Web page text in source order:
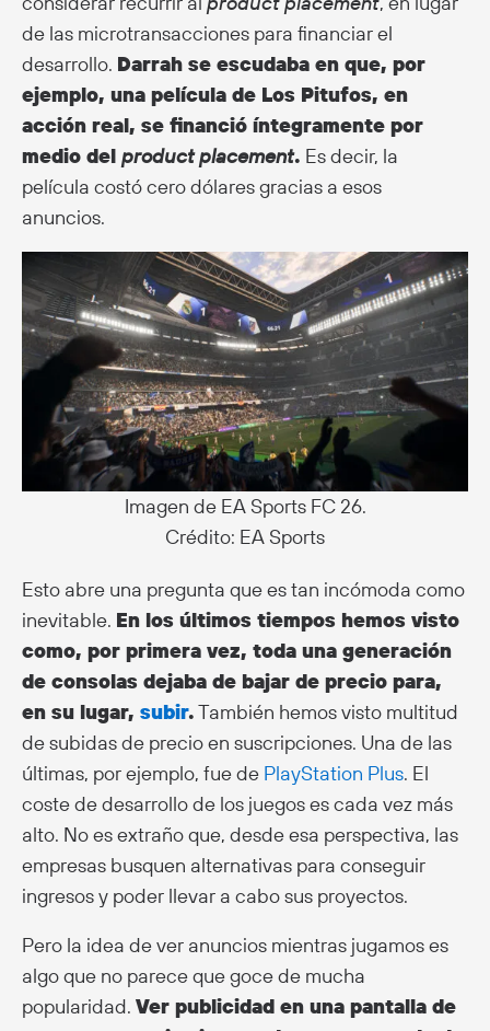
de las microtransacciones para financiar el
desarrollo. Darrah se escudaba en que, por
ejemplo, una película de Los Pitufos, en
acción real, se financió íntegramente por
medio del product placement. Es decir, la
película costó cero dólares gracias a esos
anuncios.
Imagen de EA Sports FC 26.
Crédito: EA Sports
Esto abre una pregunta que es tan incómoda como
inevitable. En los últimos tiempos hemos visto
como, por primera vez, toda una generación
de consolas dejaba de bajar de precio para,
en su lugar, subir.También hemos visto multitud
de subidas de precio en suscripciones. Una de las
últimas, por ejemplo, fue de PlayStation Plus. El
coste de desarrollo de los juegos es cada vez más
alto. No es extraño que, desde esa perspectiva, las
empresas busquen alternativas para conseguir
ingresos y poder llevar a cabo sus proyectos.
Pero la idea de ver anuncios mientras jugamos es
algo que no parece que goce de mucha
popularidad. Ver publicidad en una pantalla de